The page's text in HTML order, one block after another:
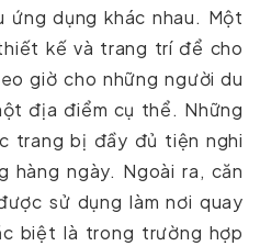
ứng dụng khác nhau. Một
kế và trang trí để cho
giờ cho những người du
địa điểm cụ thể. Những
trang bị đầy đủ tiện nghi
hàng ngày. Ngoài ra, căn
sử dụng làm nơi quay
biệt là trong trường hợp